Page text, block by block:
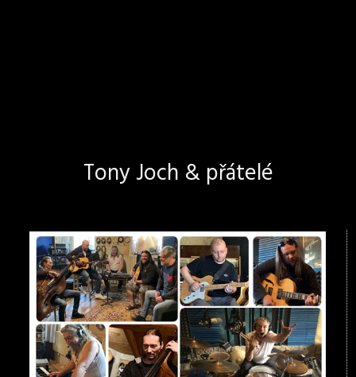
Tony Joch & přátelé